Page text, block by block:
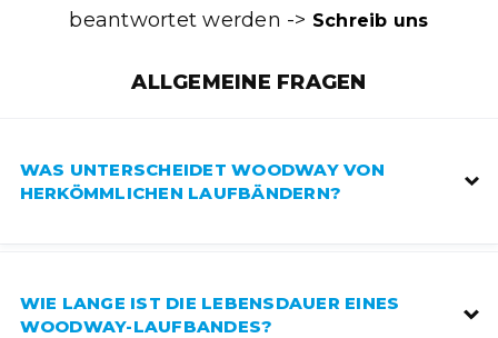
beantwortet werden -> Schreib uns
ALLGEMEINE FRAGEN
WAS UNTERSCHEIDET WOODWAY VON
HERKÖMMLICHEN LAUFBÄNDERN?
WIE LANGE IST DIE LEBENSDAUER EINES
WOODWAY-LAUFBANDES?